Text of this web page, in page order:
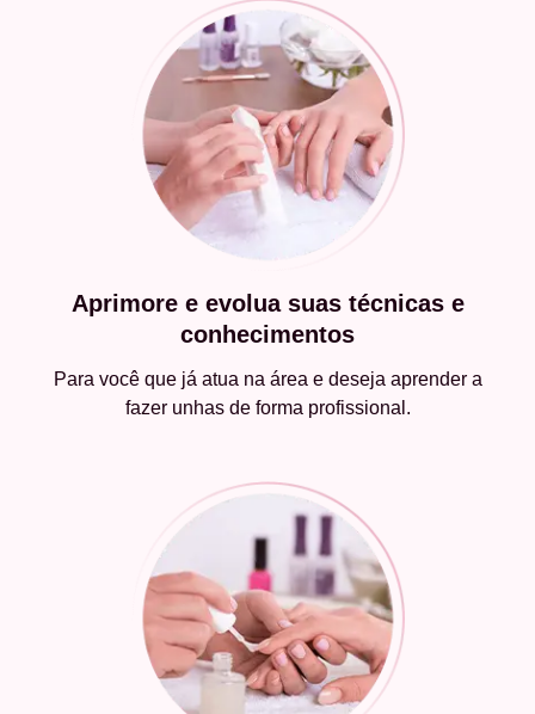
Aprimore e evolua suas técnicas e
conhecimentos
Para você que já atua na área e deseja aprender a
fazer unhas de forma profissional.